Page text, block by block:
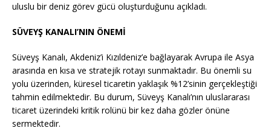
uluslu bir deniz görev gücü oluşturduğunu açıkladı.
SÜVEYŞ KANALI’NIN ÖNEMİ
Süveyş Kanalı, Akdeniz’i Kızıldeniz’e bağlayarak Avrupa ile Asya
arasında en kısa ve stratejik rotayı sunmaktadır. Bu önemli su
yolu üzerinden, küresel ticaretin yaklaşık %12’sinin gerçekleştiği
tahmin edilmektedir. Bu durum, Süveyş Kanalı’nın uluslararası
ticaret üzerindeki kritik rolünü bir kez daha gözler önüne
sermektedir.